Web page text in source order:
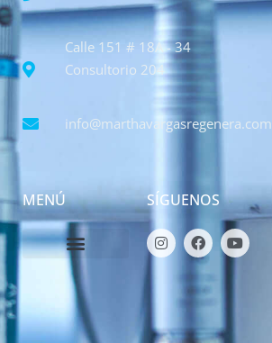
Calle 151 # 18A - 34
Consultorio 204
info@marthavargasregenera.com
MENÚ SÍGUENOS